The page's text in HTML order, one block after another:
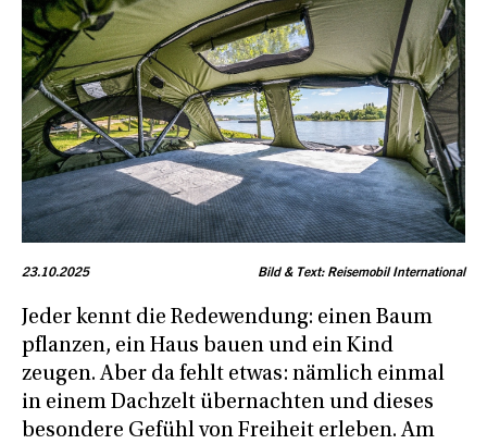
23.10.2025 Bild & Text: Reisemobil International
Jeder kennt die Redewendung: einen Baum
pflanzen, ein Haus bauen und ein Kind
zeugen. Aber da fehlt etwas: nämlich einmal
in einem Dachzelt übernachten und dieses
besondere Gefühl von Freiheit erleben. Am